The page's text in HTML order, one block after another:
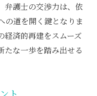
弁護士の交渉力は、依
の道を開く鍵となりま
経済的再建をスムーズ
たな一歩を踏み出せる